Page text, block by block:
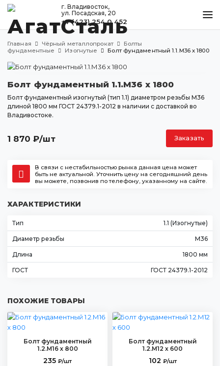
г. Владивосток,
ул. Посадская, 20
+7 (423) 254 0 452
КАТАЛОГ
МЕТАЛЛООБРАБОТКА
ДОСТАВКА И ОПЛАТА
КОНТАКТЫ
ул. Посадская, 20
Главная Чёрный металлопрокат
Болты
фундаментные
Изогнутые Болт фундаментный 1.1.М36 х 1800
Болт фундаментный 1.1.М36 х 1800
Болт фундаментный изогнутый (тип 1.1) диаметром резьбы М36
длиной 1800 мм ГОСТ 24379.1-2012 в наличии с доставкой во
Владивостоке.
1 870 ₽/шт Заказать
В связи с нестабильностью рынка данная цена может
быть не актуальной. Уточнить цену на сегодняшний день
вы можете, позвонив по телефону, указанному на сайте.
ХАРАКТЕРИСТИКИ
Тип 1.1 (Изогнутые)
Диаметр резьбы М36
Длина 1800 мм
ГОСТ ГОСТ 24379.1-2012
ПОХОЖИЕ ТОВАРЫ
Болт фундаментный
1.2.М16 х 800
235 ₽/шт
Болт фундаментный
1.2.М12 х 600
102 ₽/шт